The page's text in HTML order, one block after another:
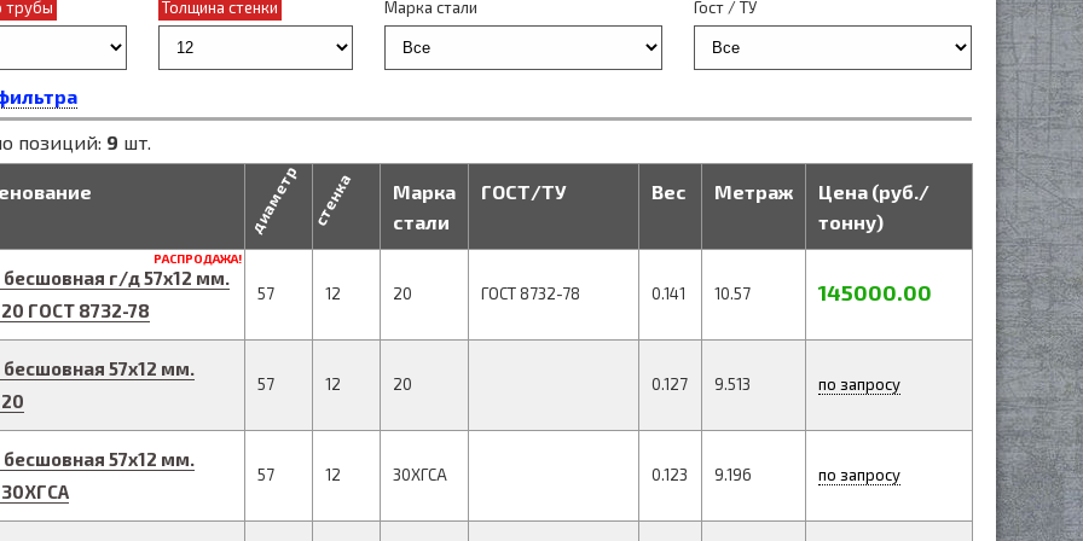
трубы Толщина стенки Марка стали Гост / ТУ
позиций: 9 шт.
диаметр стенка
Марка
стали
ГОСТ/ТУ Вес Метраж
Цена (руб./
тонну)
РАСПРОДАЖА!
бесшовная г/д57x12 мм.
ГОСТ 8732-78
57 12 20 ГОСТ 8732-78 0.141 10.57 145000.00
бесшовная 57x12 мм.
57 12 20 0.127 9.513 по запросу
бесшовная 57x12 мм.
57 12 30ХГСА 0.123 9.196 по запросу